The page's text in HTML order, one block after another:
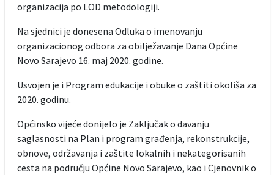
organizacija po LOD metodologiji.
Na sjednici je donesena Odluka o imenovanju
organizacionog odbora za obilježavanje Dana Općine
Novo Sarajevo 16. maj 2020. godine.
Usvojen je i Program edukacije i obuke o zaštiti okoliša za
2020. godinu.
Općinsko vijeće donijelo je Zaključak o davanju
saglasnosti na Plan i program građenja, rekonstrukcije,
obnove, održavanja i zaštite lokalnih i nekategorisanih
cesta na području Općine Novo Sarajevo, kao i Cjenovnik o